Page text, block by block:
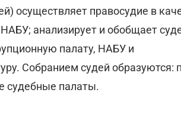
осуществляет правосудие в
анализирует и обобщает
палату, НАБУ и
Собранием судей образуются:
судебные палаты.